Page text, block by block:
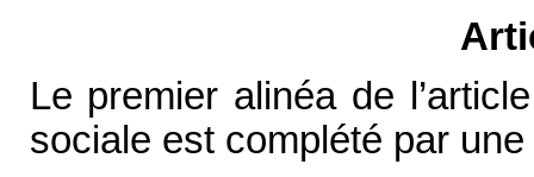
Le premier alinéa de
sociale est complété par